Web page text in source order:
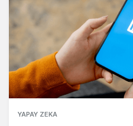
YAPAY ZEKA